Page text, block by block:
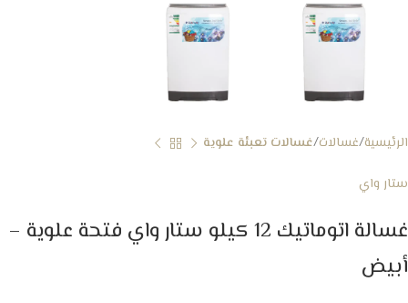
الرئيسية غسالات غسالات تعبئة علوية
ستار واي
غسالة اتوماتيك 12 كيلو ستار واي فتحة علوية –
أبيض